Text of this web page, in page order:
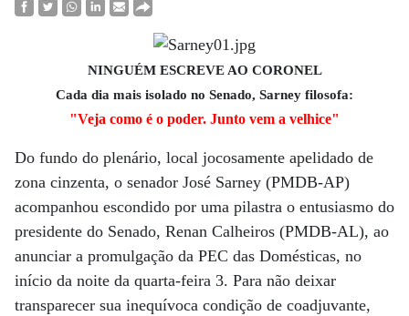
NINGUÉM ESCREVE AO CORONEL
Cada dia mais isolado no Senado, Sarney filosofa:
"Veja como é o poder. Junto vem a velhice"
Do fundo do plenário, local jocosamente apelidado de
zona cinzenta, o senador José Sarney (PMDB-AP)
acompanhou escondido por uma pilastra o entusiasmo do
presidente do Senado, Renan Calheiros (PMDB-AL), ao
anunciar a promulgação da PEC das Domésticas, no
início da noite da quarta-feira 3. Para não deixar
transparecer sua inequívoca condição de coadjuvante,